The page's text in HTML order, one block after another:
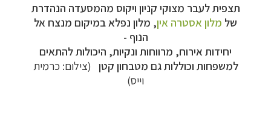
תצפית לעבר מצוקי קניון ויקוס מהמסעדה הנהדרת
של מלון אסטרה אין, מלון נפלא במיקום מנצח אל
הנוף -
יחידות אירוח, מרווחות ונקיות, היכולות להתאים
למשפחות וכוללות גם מטבחון קטן (צילום: כרמית
וייס)